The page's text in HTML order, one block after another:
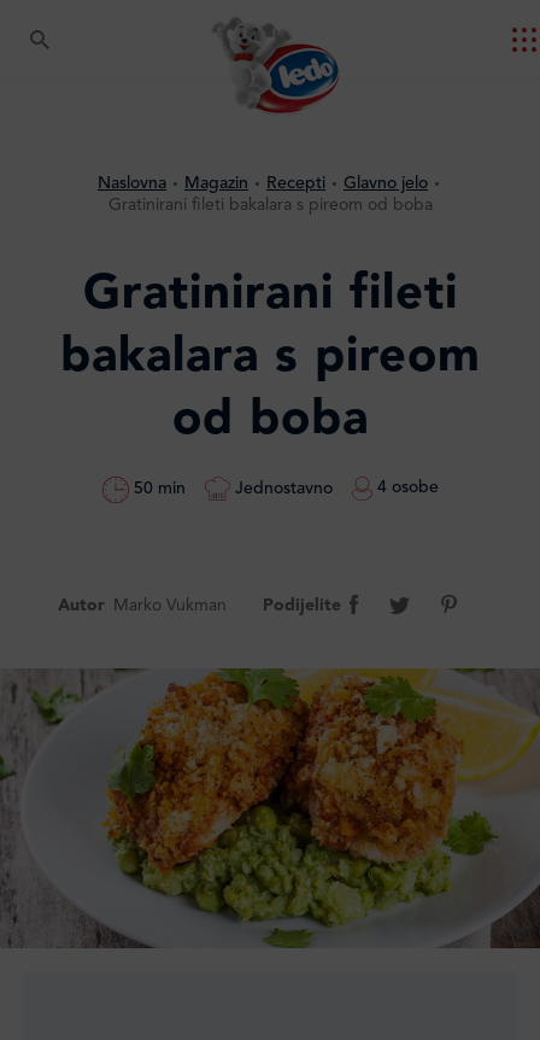
Naslovna Magazin Recepti
Glavno jelo
Gratinirani fileti bakalara s pireom od boba
Gratinirani fileti
bakalara s pireom
od boba
50 min Jednostavno 4 osobe
Autor Marko Vukman Podijelite